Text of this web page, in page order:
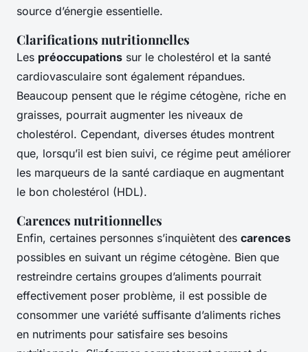
source d’énergie essentielle.
Clarifications nutritionnelles
Les préoccupations sur le cholestérol et la santé
cardiovasculaire sont également répandues.
Beaucoup pensent que le régime cétogène, riche en
graisses, pourrait augmenter les niveaux de
cholestérol. Cependant, diverses études montrent
que, lorsqu’il est bien suivi, ce régime peut améliorer
les marqueurs de la santé cardiaque en augmentant
le bon cholestérol (HDL).
Carences nutritionnelles
Enfin, certaines personnes s’inquiètent des carences
possibles en suivant un régime cétogène. Bien que
restreindre certains groupes d’aliments pourrait
effectivement poser problème, il est possible de
consommer une variété suffisante d’aliments riches
en nutriments pour satisfaire ses besoins